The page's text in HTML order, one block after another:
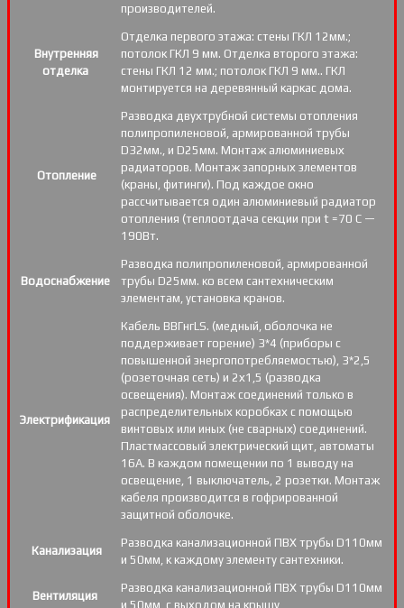
производителей.
Внутренняя
отделка
Отделка первого этажа: стены ГКЛ 12мм.;
потолок ГКЛ 9 мм. Отделка второго этажа:
стены ГКЛ 12 мм.; потолок ГКЛ 9 мм.. ГКЛ
монтируется на деревянный каркас дома.
Отопление
Разводка двухтрубной системы отопления
полипропиленовой, армированной трубы
D32мм., и D25мм. Монтаж алюминиевых
радиаторов. Монтаж запорных элементов
(краны, фитинги). Под каждое окно
рассчитывается один алюминиевый радиатор
отопления (теплоотдача секции при t =70 С —
190Вт.
Водоснабжение
Разводка полипропиленовой, армированной
трубы D25мм. ко всем сантехническим
элементам, установка кранов.
Электрификация
Кабель ВВГнгLS. (медный, оболочка не
поддерживает горение) 3*4 (приборы с
повышенной энергопотребляемостью), 3*2,5
(розеточная сеть) и 2х1,5 (разводка
освещения). Монтаж соединений только в
распределительных коробках с помощью
винтовых или иных (не сварных) соединений.
Пластмассовый электрический щит, автоматы
16А. В каждом помещении по 1 выводу на
освещение, 1 выключатель, 2 розетки. Монтаж
кабеля производится в гофрированной
защитной оболочке.
Канализация
Разводка канализационной ПВХ трубы D110мм
и 50мм, к каждому элементу сантехники.
Вентиляция
Разводка канализационной ПВХ трубы D110мм
и 50мм, с выходом на крышу